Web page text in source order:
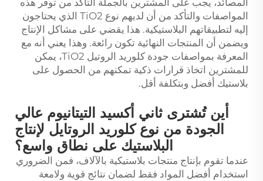
المواصفات والتأكد من أن لديهم نوع TiO2 الذي يحتاجون
إليه لتطبيقاتهم البلاستيكية. هذا يقضي على مشاكل الإنتاج
ويضمن أن المنتجات النهائية تكون رائعة. وهذا يعني أنه مع
المعرفة بمواصفات جودة كلوريد الروتيل TiO2، يمكن
للمشترين اتخاذ قرارات ذكية تمكنهم من الحصول على
بلاستيك أفضل وبتكلفة أقل.
أين تُشترى ثاني أكسيد التيتانيوم عالي
الجودة من نوع كلوريد الروتايل لإنتاج
البلاستيك على نطاق واسع؟
عندما تقوم بإنتاج منتجات بلاستيكية بالآلاف، فمن الضروري
استخدام أفضل المواد فقط لضمان نتائج قوية ولامعة